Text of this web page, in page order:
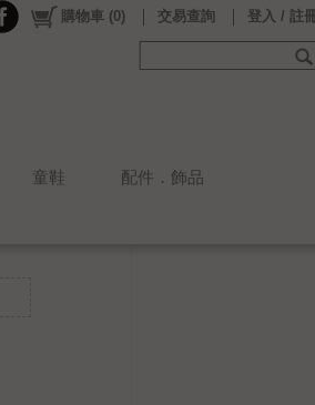
童鞋 配件．飾品
購物車 (0) 交易查詢 登入 / 註